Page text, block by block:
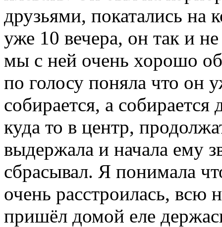
друзьями, покатались на
уже 10 вечера, он так и
мы с ней очень хорошо
по голосу поняла что он
собирается, а собирается
куда то в центр,
выдержала и начала ему
сбрасывал. Я понимала
очень расстроилась, всю
пришёл домой еле